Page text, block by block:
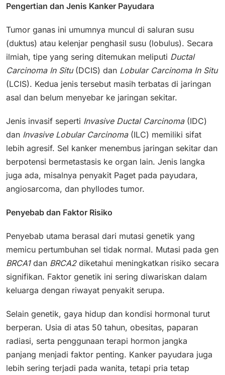
Pengertian dan Jenis Kanker Payudara
Tumor ganas ini umumnya muncul di saluran susu
(duktus) atau kelenjar penghasil susu (lobulus). Secara
ilmiah, tipe yang sering ditemukan meliputi Ductal
Carcinoma In Situ(DCIS) dan Lobular Carcinoma In Situ
(LCIS). Kedua jenis tersebut masih terbatas di jaringan
asal dan belum menyebar ke jaringan sekitar.
Jenis invasif seperti Invasive Ductal Carcinoma(IDC)
dan Invasive Lobular Carcinoma(ILC) memiliki sifat
lebih agresif. Sel kanker menembus jaringan sekitar dan
berpotensi bermetastasis ke organ lain. Jenis langka
juga ada, misalnya penyakit Paget pada payudara,
angiosarcoma, dan phyllodes tumor.
Penyebab dan Faktor Risiko
Penyebab utama berasal dari mutasi genetik yang
memicu pertumbuhan sel tidak normal. Mutasi pada gen
BRCA1dan BRCA2diketahui meningkatkan risiko secara
signifikan. Faktor genetik ini sering diwariskan dalam
keluarga dengan riwayat penyakit serupa.
Selain genetik, gaya hidup dan kondisi hormonal turut
berperan. Usia di atas 50 tahun, obesitas, paparan
radiasi, serta penggunaan terapi hormon jangka
panjang menjadi faktor penting. Kanker payudara juga
lebih sering terjadi pada wanita, tetapi pria tetap